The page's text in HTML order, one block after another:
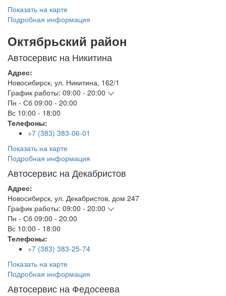
Показать на карте
Подробная информация
Октябрьский район
Автосервис на Никитина
Адрес:
Новосибирск, ул. Никитина, 162/1
График работы: 09:00 - 20:00
Пн - Сб 09:00 - 20:00
Вс 10:00 - 18:00
Телефоны:
+7 (383) 383-06-01
Показать на карте
Подробная информация
Автосервис на Декабристов
Адрес:
Новосибирск, ул. Декабристов, дом 247
График работы: 09:00 - 20:00
Пн - Сб 09:00 - 20:00
Вс 10:00 - 18:00
Телефоны:
+7 (383) 383-25-74
Показать на карте
Подробная информация
Автосервис на Федосеева